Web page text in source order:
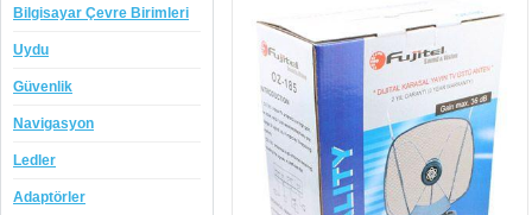
Bilgisayar Çevre Birimleri
Uydu
Güvenlik
Navigasyon
Ledler
Adaptörler